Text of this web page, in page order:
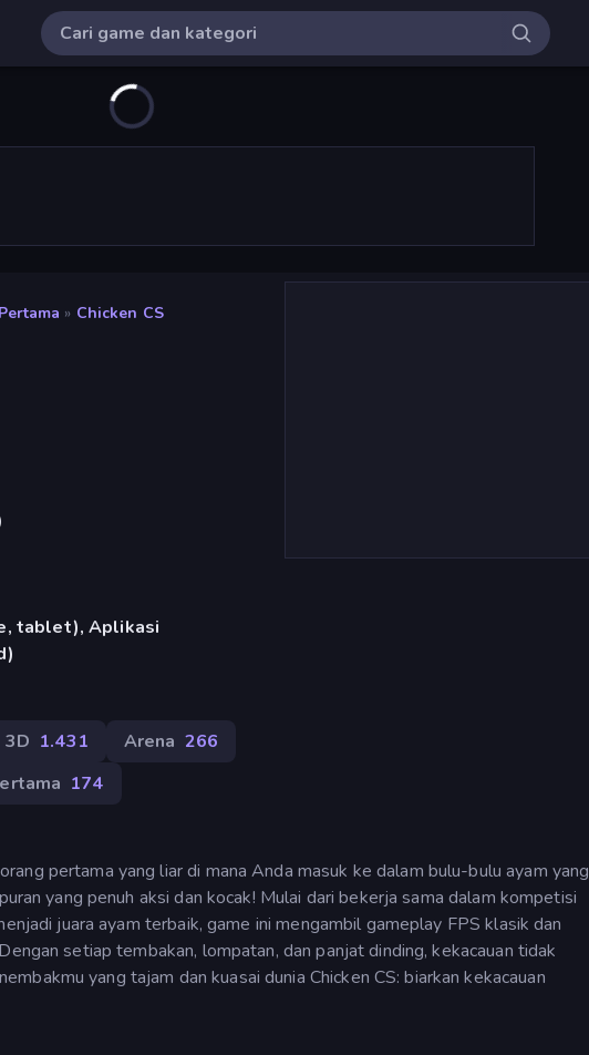
» Chicken CS
tablet), Aplikasi
3D 1.431 Arena 266
174
pertama yang liar di mana Anda masuk ke dalam bulu-bulu ayam yang
yang penuh aksi dan kocak! Mulai dari bekerja sama dalam kompetisi
juara ayam terbaik, game ini mengambil gameplay FPS klasik dan
setiap tembakan, lompatan, dan panjat dinding, kekacauan tidak
yang tajam dan kuasai dunia Chicken CS: biarkan kekacauan